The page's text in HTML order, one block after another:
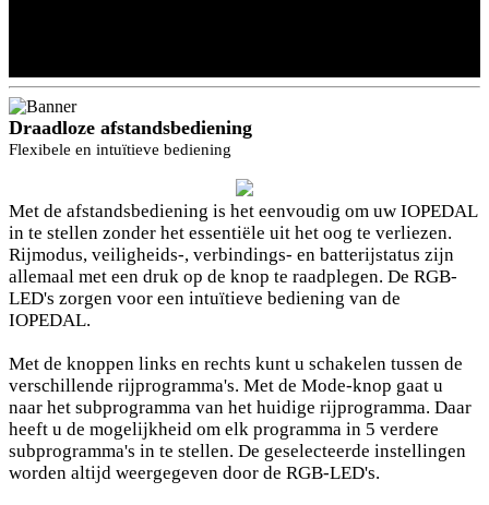
Draadloze afstandsbediening
Flexibele en intuïtieve bediening
Met de afstandsbediening is het eenvoudig om uw IOPEDAL
in te stellen zonder het essentiële uit het oog te verliezen.
Rijmodus, veiligheids-, verbindings- en batterijstatus zijn
allemaal met een druk op de knop te raadplegen. De RGB-
LED's zorgen voor een intuïtieve bediening van de
IOPEDAL.
Met de knoppen links en rechts kunt u schakelen tussen de
verschillende rijprogramma's. Met de Mode-knop gaat u
naar het subprogramma van het huidige rijprogramma. Daar
heeft u de mogelijkheid om elk programma in 5 verdere
subprogramma's in te stellen. De geselecteerde instellingen
worden altijd weergegeven door de RGB-LED's.